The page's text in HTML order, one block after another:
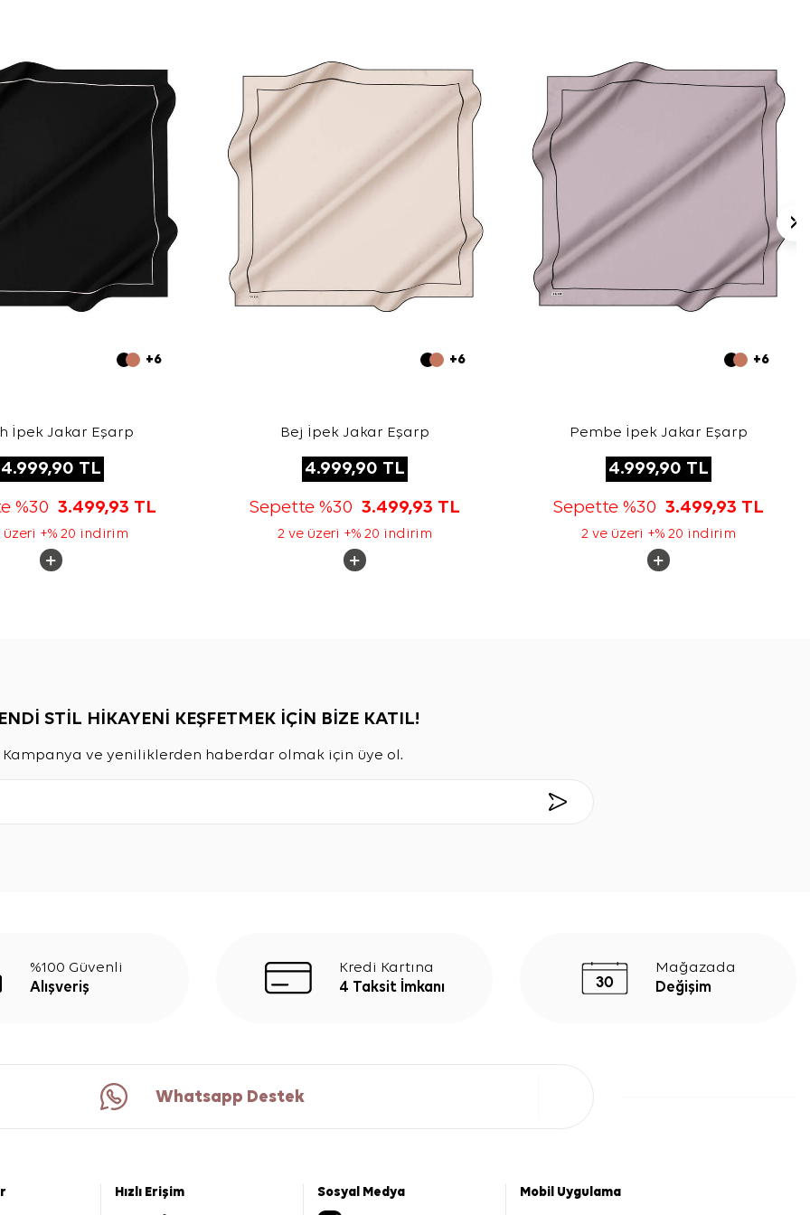
+6
İpek Jakar Eşarp
4.999,90 TL
%30 3.499,93 TL
üzeri +% 20 indirim
+6
Bej İpek Jakar Eşarp
4.999,90 TL
Sepette %30 3.499,93 TL
2 ve üzeri +% 20 indirim
+6
Pembe İpek Jakar Eşarp
4.999,90 TL
Sepette %30 3.499,93 TL
2 ve üzeri +% 20 indirim
STİL HİKAYENİ KEŞFETMEK İÇİN BİZE KATIL!
Kampanya ve yeniliklerden haberdar olmak için üye ol.
%100 Güvenli
Alışveriş
Kredi Kartına
4 Taksit İmkanı
Mağazada
Değişim
Whatsapp Destek
Hızlı Erişim
Sosyal Medya Mobil Uygulama